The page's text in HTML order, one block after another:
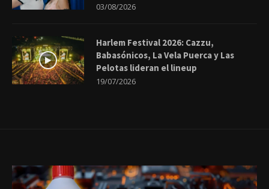
03/08/2026
Harlem Festival 2026: Cazzu,
Babasónicos, La Vela Puerca y Las
Pelotas lideran el lineup
19/07/2026